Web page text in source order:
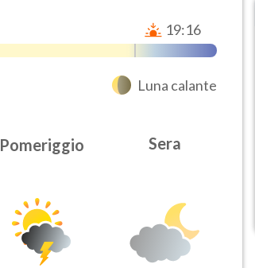
19:16
Luna calante
Pomeriggio Sera